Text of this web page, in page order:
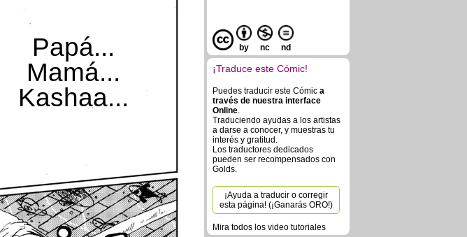
Papá...
Mamá...
Kashaa...
by nc nd
¡Traduce este Cómic!
Puedes traducir este Cómic a
través de nuestra interface
Online.
Traduciendo ayudas a los artistas
a darse a conocer, y muestras tu
interés y gratitud.
Los traductores dedicados
pueden ser recompensados con
Golds.
¡Ayuda a traducir o corregir
esta página! (¡Ganarás ORO!)
Mira todos los video tutoriales